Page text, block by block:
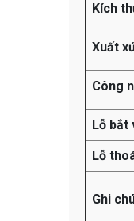
Kích
Xuất
Công
Lỗ bắt
Lỗ
Ghi